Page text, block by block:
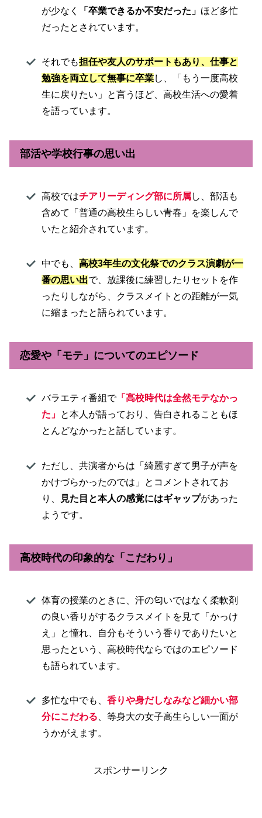
が少なく
「卒業できるか不安だった」 ほど多忙
だったとされています。
それでも担任や友人のサポートもあり、仕事と
勉強を両立して無事に卒業し、「もう一度高校
生に戻りたい」と言うほど、高校生活への愛着
を語っています。
部活や学校行事の思い出
高校ではチアリーディング部に所属し、部活も
含めて「普通の高校生らしい青春」を楽しんで
いたと紹介されています。
中でも、 高校3年生の文化祭でのクラス演劇が一
番の思い出で、放課後に練習したりセットを作
ったりしながら、クラスメイトとの距離が一気
に縮まったと語られています。
恋愛や「モテ」についてのエピソード
バラエティ番組で「高校時代は全然モテなかっ
た」 と本人が語っており、告白されることもほ
とんどなかったと話しています。
ただし、共演者からは「綺麗すぎて男子が声を
かけづらかったのでは」とコメントされてお
り、
見た目と本人の感覚にはギャップがあった
ようです。
高校時代の印象的な「こだわり」
体育の授業のときに、汗の匂いではなく柔軟剤
の良い香りがするクラスメイトを見て「かっけ
え」と憧れ、自分もそういう香りでありたいと
思ったという、高校時代ならではのエピソード
も語られています。
多忙な中でも、 香りや身だしなみなど細かい部
分にこだわる 、等身大の女子高生らしい一面が
うかがえます。
スポンサーリンク